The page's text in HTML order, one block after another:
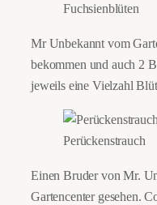
Fuchsienblüten
Mr Unbekannt vom
bekommen und auch 2
jeweils eine Vielzahl
Perückenstrauch
Einen Bruder von Mr.
Gartencenter gesehen.